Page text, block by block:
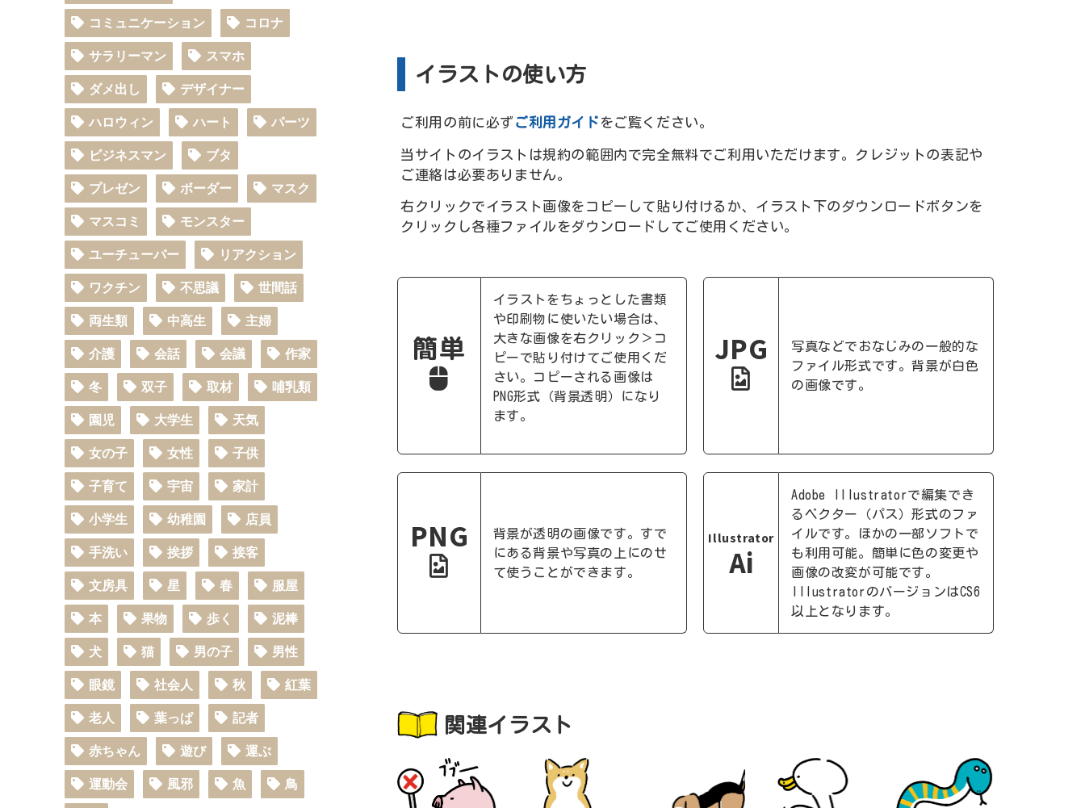
コミュニケーション コロナ
サラリーマン スマホ
ダメ出し デザイナー
ハロウィン ハート パーツ
ビジネスマン ブタ
プレゼン ボーダー マスク
マスコミ モンスター
ユーチューバー リアクション
ワクチン 不思議 世間話
両生類 中高生 主婦
介護 会話 会議 作家
冬 双子 取材 哺乳類
園児 大学生 天気
女の子 女性 子供
子育て 宇宙 家計
小学生 幼稚園 店員
手洗い 挨拶 接客
文房具 星 春 服屋
本 果物 歩く 泥棒
犬 猫 男の子 男性
眼鏡 社会人 秋 紅葉
老人 葉っぱ 記者
赤ちゃん 遊び 運ぶ
運動会 風邪 魚 鳥
イラストの使い方
ご利用の前に必ず ご利用ガイド をご覧ください。
当サイトのイラストは規約の範囲内で完全無料でご利用いただけます。クレジットの表記や
ご連絡は必要ありません。
右クリックでイラスト画像をコピーして貼り付けるか、イラスト下のダウンロードボタンを
クリックし各種ファイルをダウンロードしてご使用ください。
簡単
イラストをちょっとした書類
や印刷物に使いたい場合は、
大きな画像を右クリック＞コ
ピーで貼り付けてご使用くだ
さい。コピーされる画像は
PNG形式（背景透明）になり
ます。
JPG
写真などでおなじみの一般的な
ファイル形式です。背景が白色
の画像です。
PNG
背景が透明の画像です。すで
にある背景や写真の上にのせ
て使うことができます。
Illustrator
Ai
Adobe Illustratorで編集でき
るベクター（パス）形式のファ
イルです。ほかの一部ソフトで
も利用可能。簡単に色の変更や
画像の改変が可能です。
IllustratorのバージョンはCS6
以上となります。
関連イラスト